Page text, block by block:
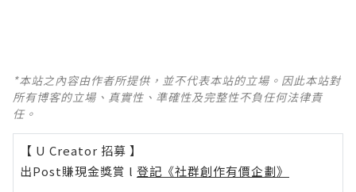
*本站之內容由作者所提供，並不代表本站的立場。因此本站對
所有博客的立場、真實性、準確性及完整性不負任何法律責
任。
【 U Creator 招募 】
出Post賺現金獎賞 l 登記《社群創作有價企劃》